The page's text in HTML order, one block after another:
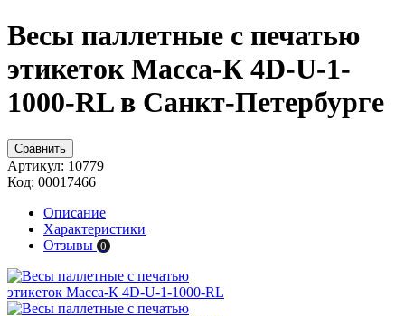
Весы паллетные с печатью
этикеток Масса-К 4D-U-1-
1000-RL в Санкт-Петербурге
Сравнить
Артикул: 10779
Код: 00017466
Описание
Характеристики
Отзывы 0